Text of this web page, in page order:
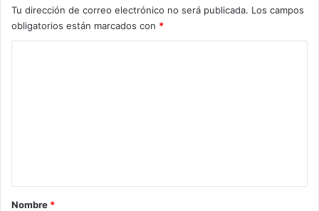
Tu dirección de correo electrónico no será publicada. Los campos
obligatorios están marcados con *
rNombre *